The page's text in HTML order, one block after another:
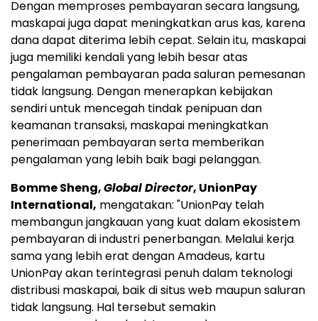
Dengan memproses pembayaran secara langsung,
maskapai juga dapat meningkatkan arus kas, karena
dana dapat diterima lebih cepat. Selain itu, maskapai
juga memiliki kendali yang lebih besar atas
pengalaman pembayaran pada saluran pemesanan
tidak langsung. Dengan menerapkan kebijakan
sendiri untuk mencegah tindak penipuan dan
keamanan transaksi, maskapai meningkatkan
penerimaan pembayaran serta memberikan
pengalaman yang lebih baik bagi pelanggan.
Bomme Sheng,Global Director, UnionPay
International, mengatakan: "UnionPay telah
membangun jangkauan yang kuat dalam ekosistem
pembayaran di industri penerbangan. Melalui kerja
sama yang lebih erat dengan Amadeus, kartu
UnionPay akan terintegrasi penuh dalam teknologi
distribusi maskapai, baik di situs web maupun saluran
tidak langsung. Hal tersebut semakin